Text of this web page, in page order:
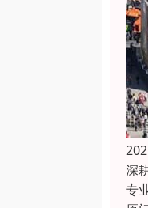
深
专